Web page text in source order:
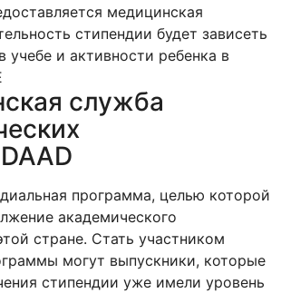
медицинская
стипендии будет зависеть
учебе и активности ребенка в
служба
программа, целью которой
академического
стране. Стать участником
могут выпускники, которые
стипендии уже имели уровень